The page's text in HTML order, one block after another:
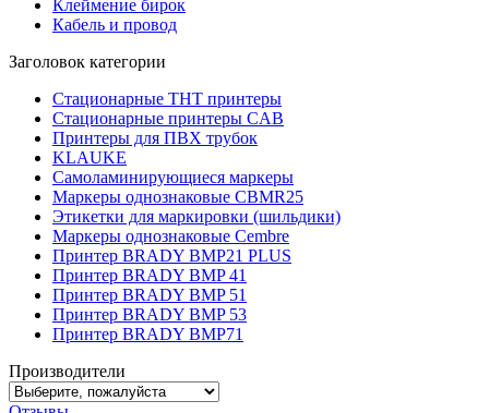
Клеймение бирок
Кабель и провод
Заголовок категории
Стационарные THT принтеры
Стационарные принтеры CAB
Принтеры для ПВХ трубок
KLAUKE
Самоламинирующиеся маркеры
Маркеры однознаковые CBMR25
Этикетки для маркировки (шильдики)
Маркеры однознаковые Cembre
Принтер BRADY BMP21 PLUS
Принтер BRADY BMP 41
Принтер BRADY BMP 51
Принтер BRADY BMP 53
Принтер BRADY BMP71
Производители